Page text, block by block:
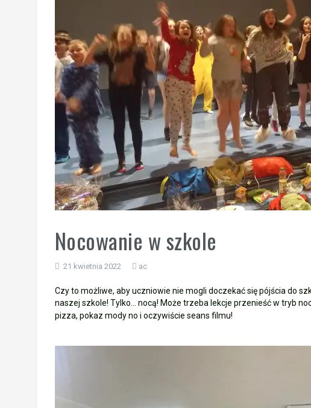
„Ostatni zamek „
🌊🏰 Wycieczka do Trójmiasta i Malborka 🏰🌊
📚🧇🍧PODZIĘKOWANIA🍧🧇📚
Gala Laureatów – przeniesiona na wrzesień
Ósme miejsce w województwie i brązowy medal
Nasi lekkoatleci w czołówce województwa!
Nocowanie w szkole
21 kwietnia 2022 ac
Czy to możliwe, aby uczniowie nie mogli doczekać się pójścia do
naszej szkole! Tylko… nocą! Może trzeba lekcje przenieść w tryb
pizza, pokaz mody no i oczywiście seans filmu!